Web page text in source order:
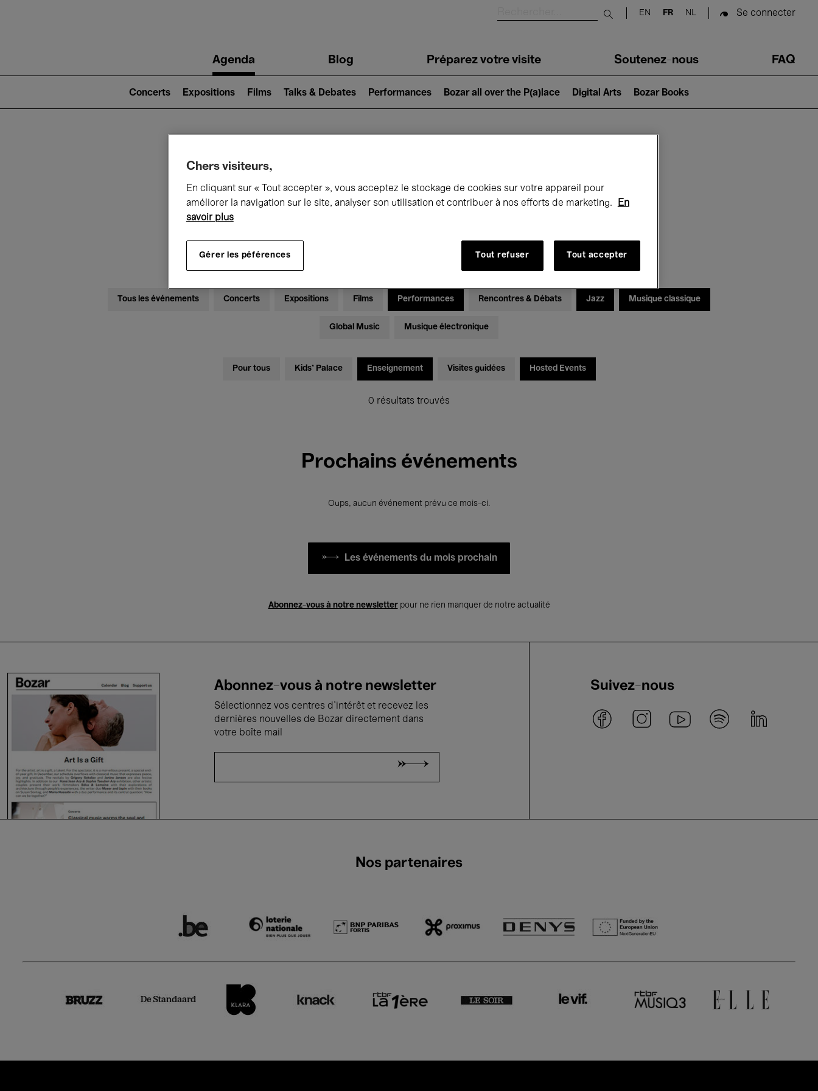
Submit search
EN FR NL Se connecter
navigationAgenda Blog Préparez votre visite Soutenez-nous FAQ
2)
Concerts Expositions Films Talks & Debates Performances Bozar all over the P(a)lace Digital Arts Bozar Books
Ce qui se passe à Bozar
Tous les événements Concerts Expositions Films Performances Rencontres & Débats Jazz Musique classique
Global Music Musique électronique
Pour tous Kids’ Palace Enseignement Visites guidées Hosted Events
0 résultats trouvés
Prochains événements
Oups, aucun événement prévu ce mois-ci.
Les événements du mois prochain
Abonnez-vous à notre newsletterpour ne rien manquer de notre actualité
Abonnez-vous à notre newsletter
Sélectionnez vos centres d'intérêt et recevez les
dernières nouvelles de Bozar directement dans
votre boîte mail
Suivez-nous
Nos partenaires
Chers visiteurs,
En cliquant sur « Tout accepter », vous acceptez le stockage de cookies sur votre appareil pour
améliorer la navigation sur le site, analyser son utilisation et contribuer à nos efforts de marketing.
En
savoir plus
Gérer les péférences Tout refuser Tout accepter